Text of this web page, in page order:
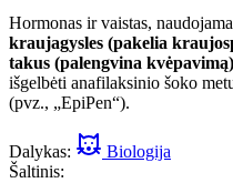
Hormonas ir vaistas,
kraujagysles (pakelia
takus (palengvina kvėpavimą)
išgelbėti anafilaksinio šoko
(pvz., „EpiPen“).
Dalykas:
Biologija
Šaltinis: